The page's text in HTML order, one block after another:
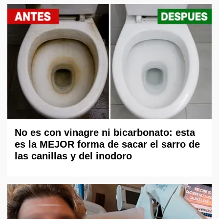
No es con vinagre ni bicarbonato: esta
es la MEJOR forma de sacar el sarro de
las canillas y del inodoro